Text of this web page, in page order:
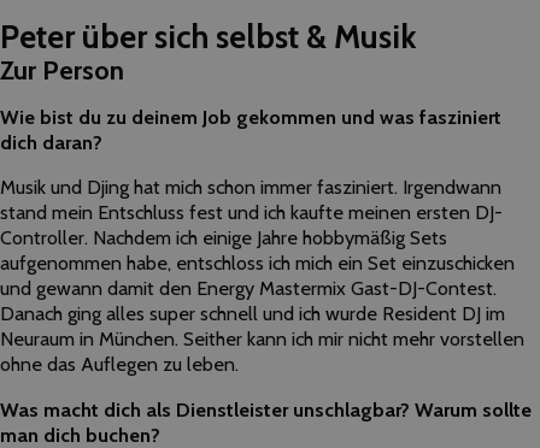
Peter über sich selbst & Musik
Zur Person
Wie bist du zu deinem Job gekommen und was fasziniert
dich daran?
Musik und Djing hat mich schon immer fasziniert. Irgendwann
stand mein Entschluss fest und ich kaufte meinen ersten DJ-
Controller. Nachdem ich einige Jahre hobbymäßig Sets
aufgenommen habe, entschloss ich mich ein Set einzuschicken
und gewann damit den Energy Mastermix Gast-DJ-Contest.
Danach ging alles super schnell und ich wurde Resident DJ im
Neuraum in München. Seither kann ich mir nicht mehr vorstellen
ohne das Auflegen zu leben.
Was macht dich als Dienstleister unschlagbar? Warum sollte
man dich buchen?